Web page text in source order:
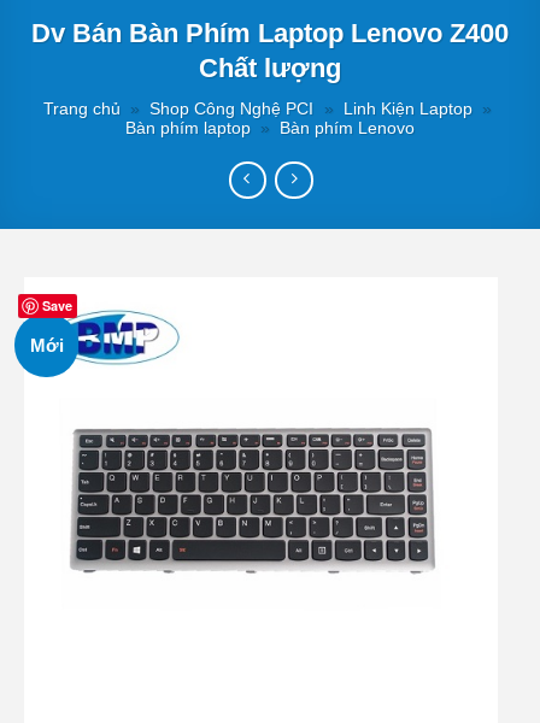
Dv Bán Bàn Phím Laptop Lenovo Z400
Chất lượng
Trang chủ » Shop Công Nghệ PCI » Linh Kiện Laptop »
Bàn phím laptop » Bàn phím Lenovo
Save
Mới